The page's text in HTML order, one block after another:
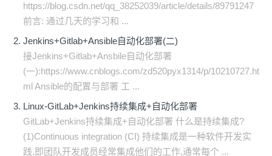
https://blog.csdn.net/qq_38252039/article/details/89791247
前言: 通过几天的学习和 ...
Jenkins+Gitlab+Ansible自动化部署(二)
接Jenkins+Gitlab+Ansbile自动化部署
(一):https://www.cnblogs.com/zd520pyx1314/p/10210727.ht
ml Ansible的配置与部署 工 ...
Linux-GitLab+Jenkins持续集成+自动化部署
GitLab+Jenkins持续集成+自动化部署 什么是持续集成?
(1)Continuous integration (CI) 持续集成是一种软件开发实
践,即团队开发成员经常集成他们的工作,通常每个 ...